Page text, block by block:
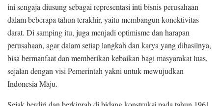
ini sengaja diusung sebagai representasi inti bisnis perusahaan
dalam beberapa tahun terakhir, yaitu membangun konektivitas
darat. Di samping itu, juga menjadi optimisme dan harapan
perusahaan, agar dalam setiap langkah dan karya yang dihasilnya,
bisa bermanfaat dan memberikan kebaikan bagi masyarakat luas,
sejalan dengan visi Pemerintah yakni untuk mewujudkan
Indonesia Maju.